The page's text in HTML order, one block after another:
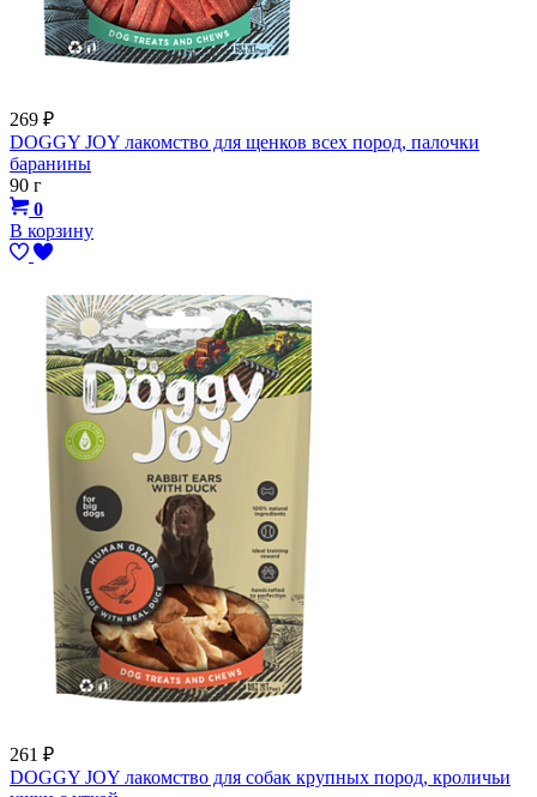
269 ₽
DOGGY JOY лакомство для щенков всех пород, палочки
баранины
90 г
0
В корзину
261 ₽
DOGGY JOY лакомство для собак крупных пород, кроличьи